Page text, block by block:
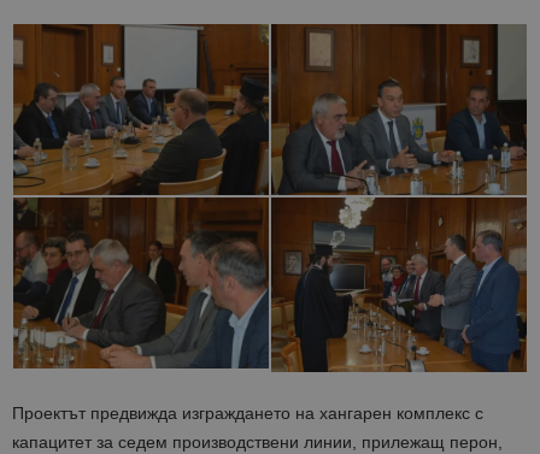
Проектът предвижда изграждането на хангарен комплекс с
капацитет за седем производствени линии, прилежащ перон,